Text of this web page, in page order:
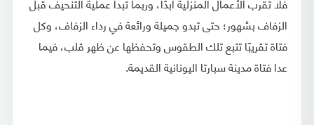
الزفاف بشهور؛ حتى تبدو جميلة ورائعة في رداء الزفاف، وكل
فتاة تقريبًا تتبع تلك الطقوس وتحفظها عن ظهر قلب، فيما
عدا فتاة مدينة سبارتا اليونانية القديمة.